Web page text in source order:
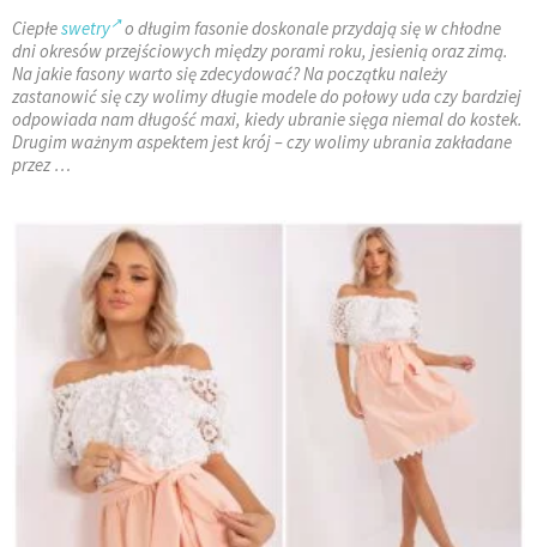
Ciepłeswetry o długim fasonie doskonale przydają się w chłodne
dni okresów przejściowych między porami roku, jesienią oraz zimą.
Na jakie fasony warto się zdecydować? Na początku należy
zastanowić się czy wolimy długie modele do połowy uda czy bardziej
odpowiada nam długość maxi, kiedy ubranie sięga niemal do kostek.
Drugim ważnym aspektem jest krój – czy wolimy ubrania zakładane
przez …